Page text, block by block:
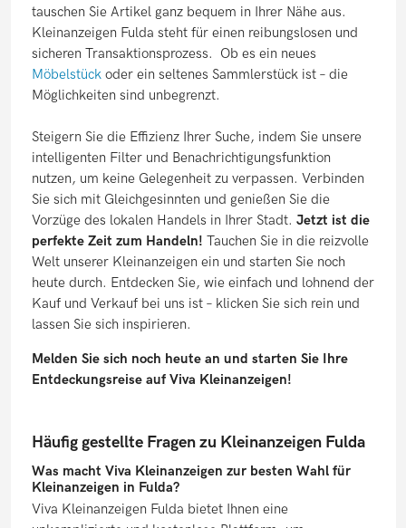
tauschen Sie Artikel ganz bequem in Ihrer Nähe aus.
Kleinanzeigen Fulda steht für einen reibungslosen und
sicheren Transaktionsprozess. Ob es ein neues
Möbelstück oder ein seltenes Sammlerstück ist – die
Möglichkeiten sind unbegrenzt.
Steigern Sie die Effizienz Ihrer Suche, indem Sie unsere
intelligenten Filter und Benachrichtigungsfunktion
nutzen, um keine Gelegenheit zu verpassen. Verbinden
Sie sich mit Gleichgesinnten und genießen Sie die
Vorzüge des lokalen Handels in Ihrer Stadt. Jetzt ist die
perfekte Zeit zum Handeln! Tauchen Sie in die reizvolle
Welt unserer Kleinanzeigen ein und starten Sie noch
heute durch. Entdecken Sie, wie einfach und lohnend der
Kauf und Verkauf bei uns ist – klicken Sie sich rein und
lassen Sie sich inspirieren.
Melden Sie sich noch heute an und starten Sie Ihre
Entdeckungsreise auf Viva Kleinanzeigen!
Häufig gestellte Fragen zu Kleinanzeigen Fulda
Was macht Viva Kleinanzeigen zur besten Wahl für
Kleinanzeigen in Fulda?
Viva Kleinanzeigen Fulda bietet Ihnen eine